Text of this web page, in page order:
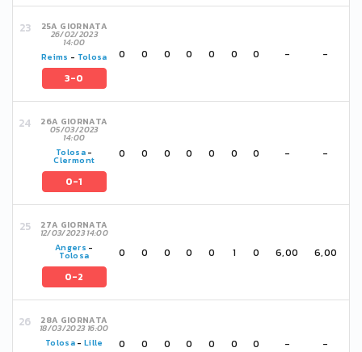
25A GIORNATA
26/02/2023
14:00
Reims - Tolosa
3-0
0 0 0 0 0 0 0 - -
26A GIORNATA
05/03/2023
14:00
Tolosa -
Clermont
0-1
0 0 0 0 0 0 0 - -
27A GIORNATA
12/03/2023 14:00
Angers -
Tolosa
0-2
0 0 0 0 0 1 0 6,00 6,00
28A GIORNATA
18/03/2023 16:00
Tolosa -Lille 0 0 0 0 0 0 0 - -